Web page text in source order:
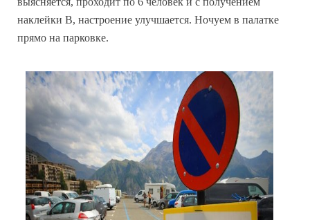
наклейки B, настроение улучшается. Ночуем в палатке
прямо на парковке.